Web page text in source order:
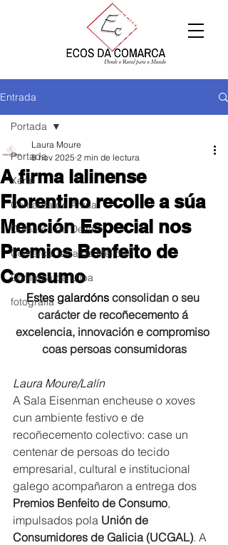
Entrada
Portada
Xeral
Comarca de Arzúa
Comarca de Deza
Comarca Terra de Melide
Comarca da Ulloa
fotografía
Portada
A firma lalinense
Florentino recolle a súa
Mención Especial nos
Premios Benfeito de
Consumo
Laura Moure
8 nov 2025 2 min de lectura
Estes galardóns consolidan o seu
carácter de recoñecemento á
excelencia, innovación e compromiso
coas persoas consumidoras
Laura Moure/Lalín
A Sala Eisenman encheuse o xoves
cun ambiente festivo e de
recoñecemento colectivo: case un
centenar de persoas do tecido
empresarial, cultural e institucional
galego acompañaron a entrega dos
Premios Benfeito de Consumo,
impulsados pola Unión de
Consumidores de Galicia (UCGAL). A